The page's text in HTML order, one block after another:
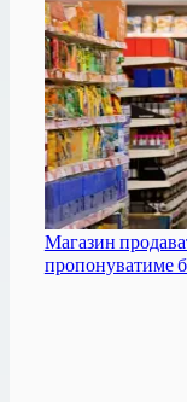
Магазин
пропонуватиме